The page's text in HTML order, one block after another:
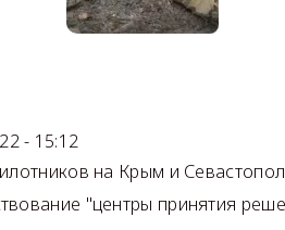
- 15:12
на Крым и
"центры принятия